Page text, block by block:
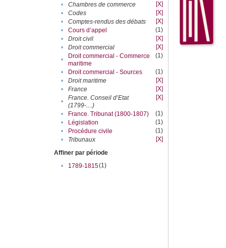
•
Chambres de commerce
[X]
•
Codes
[X]
•
Comptes-rendus des débats
[X]
•
Cours d’appel
(1)
•
Droit civil
[X]
•
Droit commercial
[X]
•
Droit commercial - Commerce
maritime
(1)
• Droit commercial - Sources
(1)
•
Droit maritime
[X]
•
France
[X]
•
France. Conseil d’Etat
(1799-....)
[X]
• France. Tribunat (1800-1807)
(1)
•
Législation
(1)
•
Procédure civile
(1)
•
Tribunaux
[X]
Affiner par période
•
1789-1815(1)